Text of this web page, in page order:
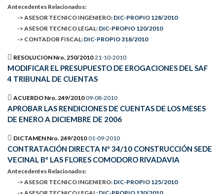
Antecedentes Relacionados:
-> ASESOR TECNICO INGENIERO: DIC-PROPIO 128/2010
-> ASESOR TECNICO LEGAL: DIC-PROPIO 120/2010
-> CONTADOR FISCAL: DIC-PROPIO 318/2010
RESOLUCION Nro. 250/2010 21-10-2010
MODIFICAR EL PRESUPUESTO DE EROGACIONES DEL SAF
4 TRIBUNAL DE CUENTAS
ACUERDO Nro. 249/2010 09-08-2010
APROBAR LAS RENDICIONES DE CUENTAS DE LOS MESES
DE ENERO A DICIEMBRE DE 2006
DICTAMEN Nro. 249/2010 01-09-2010
CONTRATACIÓN DIRECTA Nº 34/10 CONSTRUCCIÓN SEDE
VECINAL Bº LAS FLORES COMODORO RIVADAVIA
Antecedentes Relacionados:
-> ASESOR TECNICO INGENIERO: DIC-PROPIO 125/2010